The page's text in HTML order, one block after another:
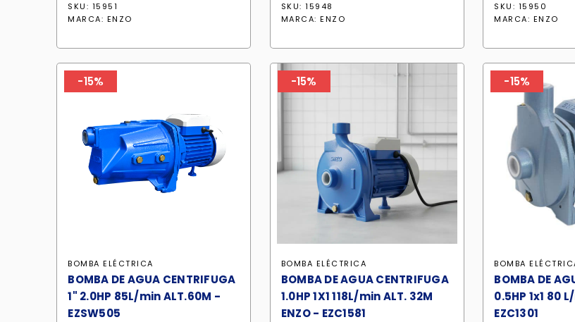
original
S/ 559.90.S/ 475.90.
SKU: 15951
MARCA: ENZO
original
S/ 289.90.S/ 246.40.
SKU: 15948
MARCA:ENZO
S/
SKU: 15950
MARCA: ENZO
-15%
BOMBA ELÉCTRICA
BOMBA DE AGUA CENTRIFUGA
1" 2.0HP 85L/min ALT.60M -
EZSW505
-15%
BOMBA ELÉCTRICA
BOMBA DE AGUA CENTRIFUGA
1.0HP 1X1 118L/min ALT. 32M
ENZO - EZC1581
-15%
BOMBA
BOMBA DE
0.5HP 1x1 80
EZC1301